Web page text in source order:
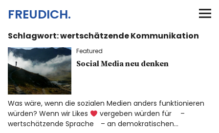
FREUDICH.
Home
Meine Motivation
Mitfreuen & Zeichen setzen
Kontakt
Schlagwort:wertschätzende Kommunikation
Featured
Social Media neu denken
Was wäre, wenn die sozialen Medien anders funktionieren
würden? Wenn wir Likes
vergeben würden für ⠀ –
wertschätzende Sprache⠀ – an demokratischen…